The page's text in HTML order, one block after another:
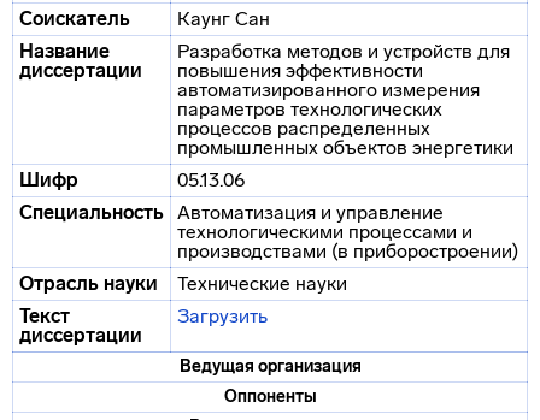
Соискатель
Каунг Сан
Название
диссертации
Разработка методов и устройств для
повышения эффективности
автоматизированного измерения
параметров технологических
процессов распределенных
промышленных объектов энергетики
Шифр
05.13.06
Специальность Автоматизация и управление
технологическими процессами и
производствами (в приборостроении)
Отрасль науки
Технические науки
Текст
диссертации
Загрузить
Ведущая организация
Оппоненты